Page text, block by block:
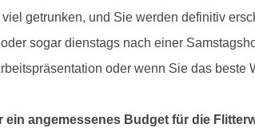
getrunken, und Sie werden definitiv
sogar dienstags nach einer
oder wenn Sie das beste
ein angemessenes Budget für die